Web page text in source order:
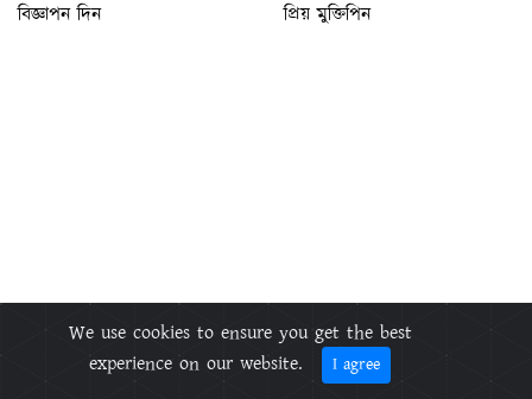
বিজ্ঞাপন দিন
প্রিয় মুক্তিপিন
We use cookies to ensure you get the best
experience on our website.
I agree